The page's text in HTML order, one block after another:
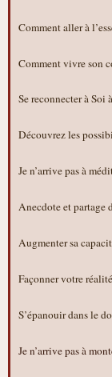
Comment aller à
Comment vivre son
Se reconnecter à Soi
Découvrez les
Je n’arrive pas à
Anecdote et partage
Augmenter sa
Façonner votre
S’épanouir dans le
Je n’arrive pas à